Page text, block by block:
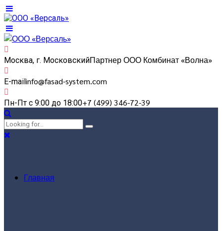
Москва, г. МосковскийПартнер ООО Комбинат «Волна»
E-mailinfo@fasad-system.com
Пн-Пт с 9:00 до 18:00+7 (499) 346-72-39
Главная